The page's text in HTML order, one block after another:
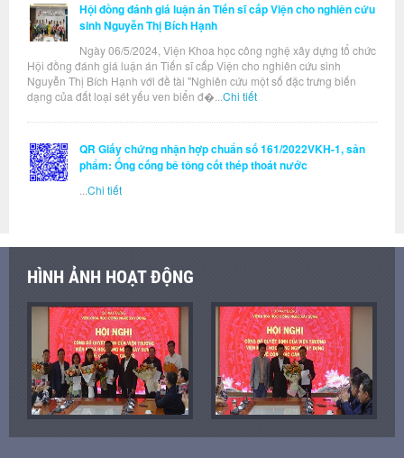
Hội đồng đánh giá luận án Tiến sĩ cấp Viện cho nghiên cứu
sinh Nguyễn Thị Bích Hạnh
Ngày 06/5/2024, Viện Khoa học công nghệ xây dựng tổ chức
Hội đồng đánh giá luận án Tiến sĩ cấp Viện cho nghiên cứu sinh
Nguyễn Thị Bích Hạnh với đề tài "Nghiên cứu một số đặc trưng biến
dạng của đất loại sét yếu ven biển đ�... Chi tiết
QR Giấy chứng nhận hợp chuẩn số 161/2022VKH-1, sản
phẩm: Ống cống bê tông cốt thép thoát nước
Chi tiết
HÌNH ẢNH HOẠT ĐỘNG